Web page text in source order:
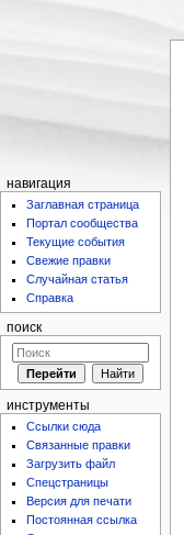
навигация
Заглавная страница
Портал сообщества
Текущие события
Свежие правки
Случайная статья
Справка
поиск
инструменты
Ссылки сюда
Связанные правки
Загрузить файл
Спецстраницы
Версия для печати
Постоянная ссылка